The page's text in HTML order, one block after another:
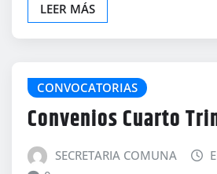
LEER MÁS
CONVOCATORIAS
Convenios Cuarto
SECRETARIA COMUNA